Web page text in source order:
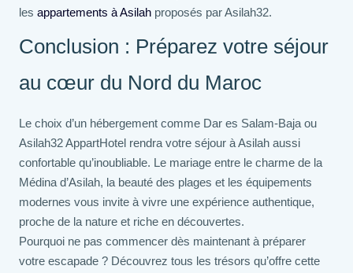
les appartements à Asilah proposés par Asilah32.
Conclusion : Préparez votre séjour
au cœur du Nord du Maroc
Le choix d’un hébergement comme Dar es Salam-Baja ou
Asilah32 AppartHotel rendra votre séjour à Asilah aussi
confortable qu’inoubliable. Le mariage entre le charme de la
Médina d’Asilah, la beauté des plages et les équipements
modernes vous invite à vivre une expérience authentique,
proche de la nature et riche en découvertes.
Pourquoi ne pas commencer dès maintenant à préparer
votre escapade ? Découvrez tous les trésors qu’offre cette